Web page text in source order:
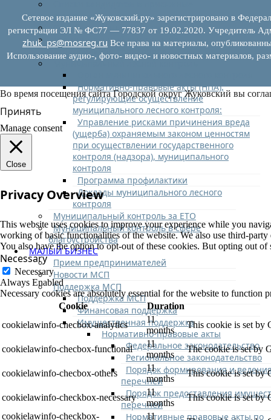
заседатели
Служба судебных приставов
Муниципальный контроль на
автомобильном транспорте
Муниципальный лесной контроль
Нормативно-правовые акты (НПА),
регулирующие осуществление
муниципального лесного контроля:
Управление рисками причинения вреда
(ущерба) охраняемым законом ценностям
при осуществлении государственного
контроля (надзора), муниципального
контроля
Программа профилактики
Доклады муниципального лесного
контроля
Муниципальный контроль за ЕТО
Муниципальный контроль в сфере
благоустройства
МАЛЫЙ БИЗНЕС
Прием предпринимателей
Новости МСП
Поддержка МСП
Поддержка МСП
Финансовая поддержка
Имущественная поддержка
Нормативно-правовые акты
Федеральное законодательство
Региональное законодательство
Порядок формирования и
перечней
Порядок предоставления
перечней
Нормативные правовые акты по
Сетевое издание «Жуковский.ру» зарегистрировано в
регистрации ЭЛ № ФС77 — 77837 от 19.02.2020. Учредитель
zhuk_ps@mosreg.ru Все права на материалы,
Использование аудио-, фото- видео- и новостных материалов,
Во время посещения сайта Городской округ Жуковский вы
Принять
Manage consent
Close
Privacy Overview
This website uses cookies to improve your experience while you
working of basic functionalities of the website. We also use third-
You also have the option to opt-out of these cookies. But opting out
Necessary
Necessary
Always Enabled
Necessary cookies are absolutely essential for the website to function
Cookie
Duration
cookielawinfo-checbox-analytics
11
months
This cookie is set by
cookielawinfo-checbox-functional
11
months
The cookie is set by
cookielawinfo-checbox-others
11
months
This cookie is set by
cookielawinfo-checkbox-necessary
11
months
This cookie is set by
cookielawinfo-checkbox-
11